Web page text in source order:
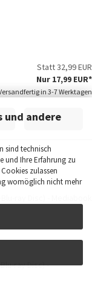
und andere
sind technisch
und Ihre Erfahrung zu
zulassen
womöglich nicht mehr
Statt 32,99 EUR
Nur 17,99 EUR*
in 3-7 Werktagen
ray Disc) -